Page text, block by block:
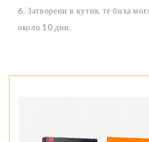
6. Затворени в кутия, те биха
около 10 дни.